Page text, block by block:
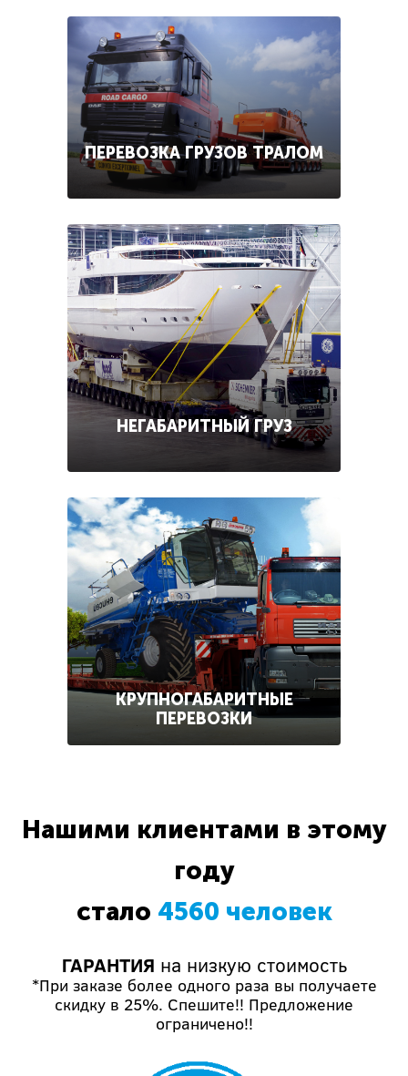
ПЕРЕВОЗКА ГРУЗОВ ТРАЛОМ
НЕГАБАРИТНЫЙ ГРУЗ
КРУПНОГАБАРИТНЫЕ
ПЕРЕВОЗКИ
Нашими клиентами в этому
году
стало 4560 человек
ГАРАНТИЯ на низкую стоимость
*При заказе более одного раза вы получаете
скидку в 25%. Спешите!! Предложение
ограничено!!